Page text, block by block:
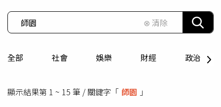
⊗ 清除
全部 社會 娛樂 財經 政治
顯示結果第 1 ~ 15 筆 / 關鍵字「 師園 」